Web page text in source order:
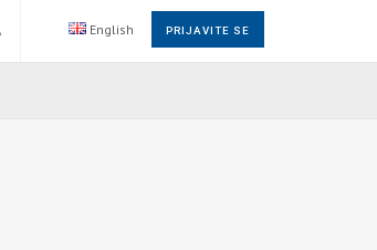
English PRIJAVITE SE